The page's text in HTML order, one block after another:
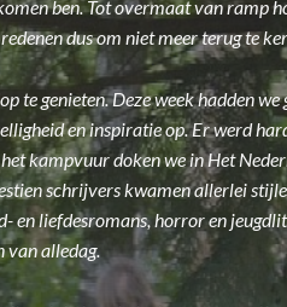
ben. Tot overmaat van ramp
dus om niet meer terug te
te genieten. Deze week hadden
en inspiratie op. Er werd
kampvuur doken we in Het
schrijvers kwamen allerlei
en liefdesromans, horror en
van alledag.